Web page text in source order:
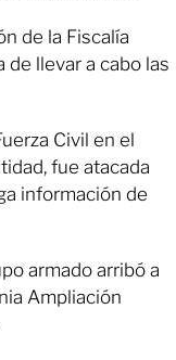
de la Fiscalía
de llevar a cabo las
Civil en el
fue atacada
información de
armado arribó a
Ampliación